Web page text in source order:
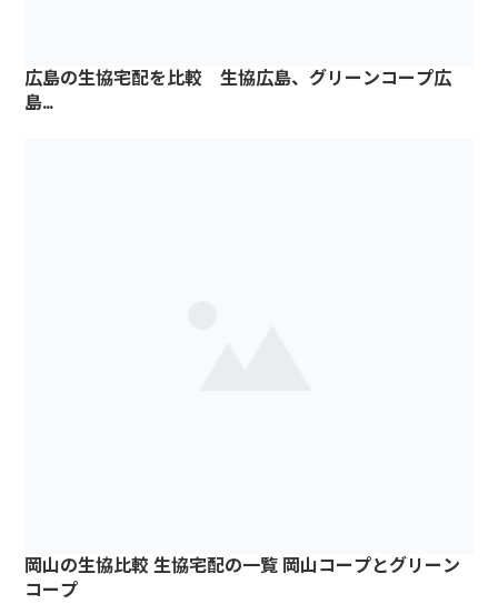
広島の生協宅配を比較 生協広島、グリーンコープ広
島…
岡山の生協比較 生協宅配の一覧 岡山コープとグリーン
コープ